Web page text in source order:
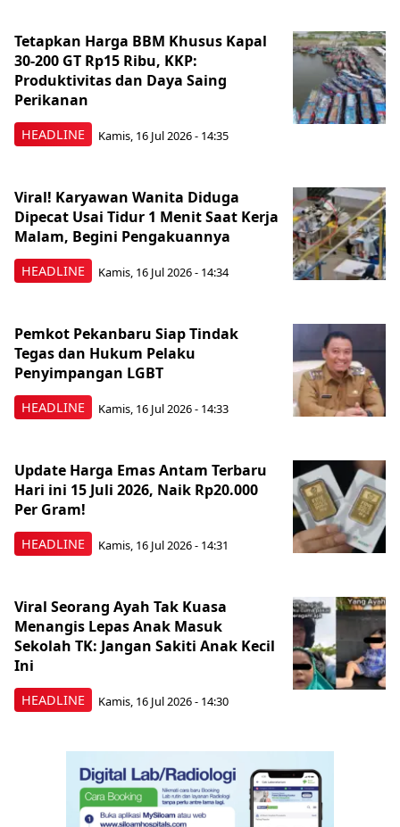
HEADLINE
Tetapkan Harga BBM Khusus Kapal
30-200 GT Rp15 Ribu, KKP:
Produktivitas dan Daya Saing
Perikanan
Kamis, 16 Jul 2026 - 14:35
HEADLINE
Viral! Karyawan Wanita Diduga
Dipecat Usai Tidur 1 Menit Saat Kerja
Malam, Begini Pengakuannya
Kamis, 16 Jul 2026 - 14:34
HEADLINE
Pemkot Pekanbaru Siap Tindak
Tegas dan Hukum Pelaku
Penyimpangan LGBT
Kamis, 16 Jul 2026 - 14:33
HEADLINE
Update Harga Emas Antam Terbaru
Hari ini 15 Juli 2026, Naik Rp20.000
Per Gram!
Kamis, 16 Jul 2026 - 14:31
HEADLINE
Viral Seorang Ayah Tak Kuasa
Menangis Lepas Anak Masuk
Sekolah TK: Jangan Sakiti Anak Kecil
Ini
Kamis, 16 Jul 2026 - 14:30